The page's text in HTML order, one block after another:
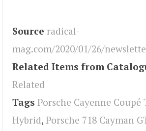
Source radical-
mag.com/2020/01/26/
Related Items from
Related
Tags Porsche Cayenne Coupé
Hybrid, Porsche 718 Cayman